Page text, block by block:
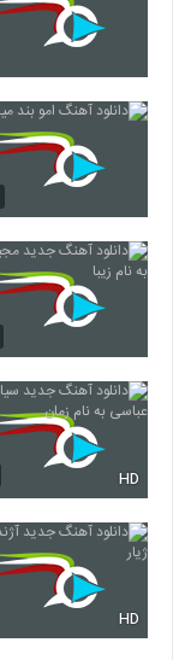
3671
3672
HD
HD